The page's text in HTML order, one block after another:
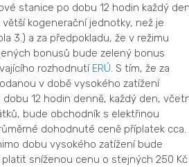
stanice po dobu 12 hodin každý
kogenerační jednotky, než je
3.) a za předpokladu, že v režimu
bonusů bude zelený bonus
rozhodnutí ERÚ . S tím, že za
v době vysokého zatížení
12 hodin denně, každý den,
bude obchodník s elektřinou
dohodnuté ceně příplatek cca.
dobu vysokého zatížení bude
sníženou cenu o stejných 250 Kč